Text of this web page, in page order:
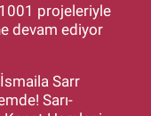
projeleriyle
devam ediyor
Sarr
Sarı-